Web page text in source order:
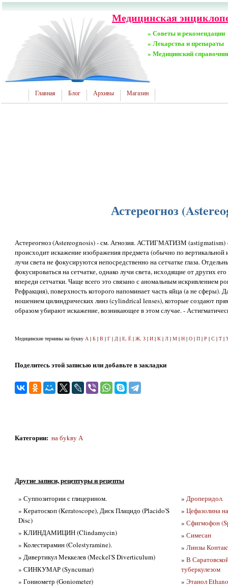
Медицинская
» Советы и рекомендации
» Лекарства и препараты
» Медицинский
Главная Блог Архивы Магазин
Астереогноз
Астереогноз (Astereognosis) - см. Агнозия. АСТИГМАТИЗМ (astigmatism)
происходит искажение изображения предмета (обычно по вертикальной
лучи света не фокусируются непосредственно на сетчатке глаза.
фокусироваться на сетчатке, однако лучи света, исходящие от других
впереди сетчатки. Чаще всего это связано с аномальным искривлением
Рефракция), поверхность которого напоминает часть яйца (а не сферы).
ношением цилиндрических линз (cylindrical lenses), которые создают
образом убирают искажение, возникающее в этом случае. -
Медицинские термины на букву А | Б | В | Г | Д | Е, Ё | Ж, З | И | К | Л | М | Н | О | П | Р | С | Т |
Поделитесь этой записью или добавьте в закладки
Категории: на бykвy А
Другие записи, рецептуры и рецепты
» Суппозитории с глицерином.
» Кератоскоп (Keratoscope), Диск Плацидо (Placido'S
Disc)
» КЛИНДАМИЦИН (Clindamycin)
» Колестирамин (Colestyramine).
» Дивертикул Меккелев (Meckel'S Diverticulum)
» СИНКУМАР (Syncumar)
» Гониометр (Goniometer)
» Дроперидол.
» Цефазолина
» Сфигмофон
» Симесан
» Линзы
» В
туберкулезом
» Этанол